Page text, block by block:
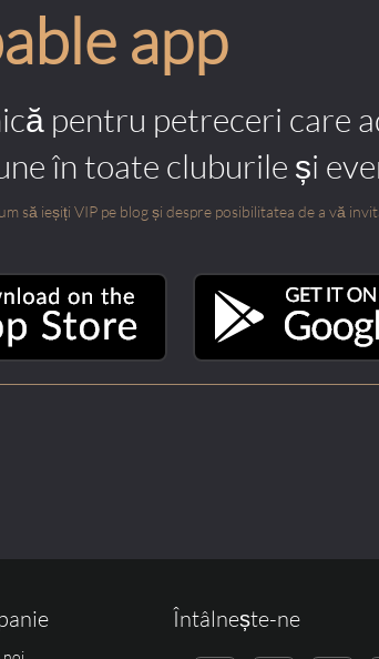
app
pentru petreceri care
în toate cluburile și
să ieșiți VIP pe blog și despre posibilitatea de a vă
Întâlnește-ne